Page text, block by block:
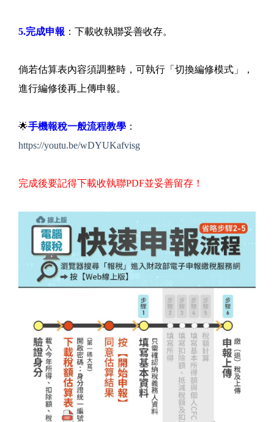
5.完成申報 ：下載收執聯妥善收存。
倘若估算表內容須調整時，可執行「切換編修模式」，
進行編修後再上傳申報。
🌟手機報稅一般流程教學 ：
https://youtu.be/wDYUKafvisg
完成後要記得下載收執聯PDF並妥善留存！